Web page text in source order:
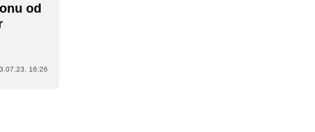
od
16:26